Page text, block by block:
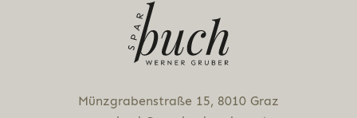
Münz­gra­ben­stra­ße 15, 8010 Graz